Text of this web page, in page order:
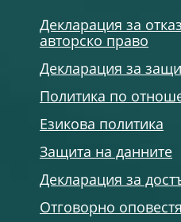
Декларация за
авторско право
Декларация за
Политика по
Езикова политика
Защита на данните
Декларация за
Отговорно